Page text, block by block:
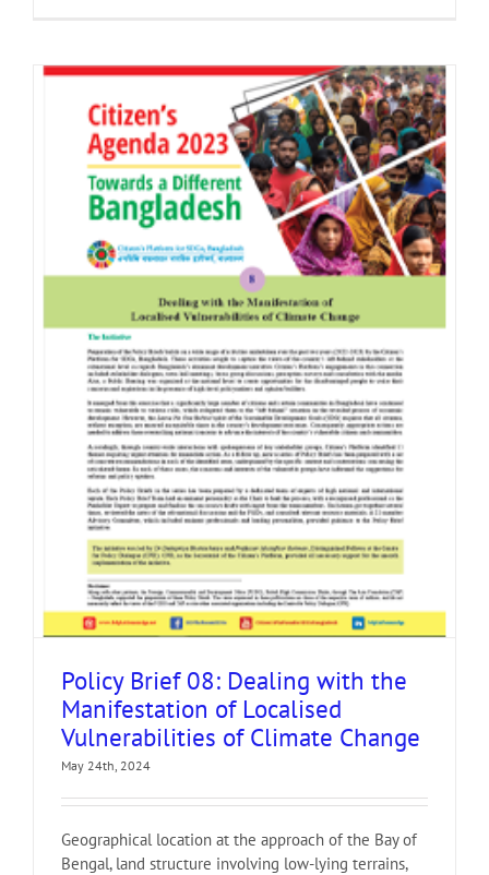
Policy Brief 08: Dealing with the
Manifestation of Localised
Vulnerabilities of Climate Change
May 24th, 2024
Geographical location at the approach of the Bay of
Bengal, land structure involving low-lying terrains,